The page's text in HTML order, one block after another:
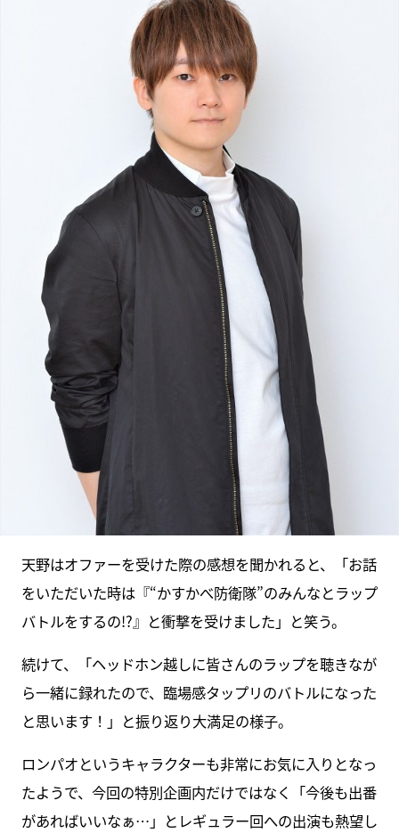
天野はオファーを受けた際の感想を聞かれると、「お話
をいただいた時は『“かすかべ防衛隊”のみんなとラップ
バトルをするの!?』と衝撃を受けました」と笑う。
続けて、「ヘッドホン越しに皆さんのラップを聴きなが
ら一緒に録れたので、臨場感タップリのバトルになった
と思います！」と振り返り大満足の様子。
ロンパオというキャラクターも非常にお気に入りとなっ
たようで、今回の特別企画内だけではなく「今後も出番
があればいいなぁ…」とレギュラー回への出演も熱望し